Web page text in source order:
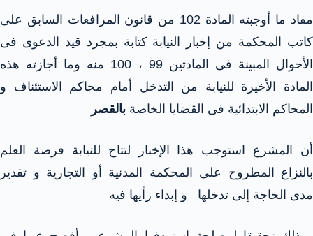
مفاد ما أوجبته المادة 102 من قانون المرافعات السابق على
كاتب المحكمة من إخبار النيابة كتابة بمجرد قيد الدعوى فى
الأحوال المبينة فى المادتين 99 ، 100 منه وما أجازته هذه
المادة الأخيرة للنيابة من التدخل أمام محاكم الاستئناف و
المحاكم الابتدائية فى القضايا الخاصة بالقصر
أن المشرع استوجب هذا الإخبار لتتاح للنيابة فرصة العلم
بالنزاع المطروح على المحكمة المدنية أو التجارية و تقدير
مدى الحاجة إلى تدخلها و إبداء رأيها فيه